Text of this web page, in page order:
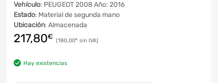
Vehículo: PEUGEOT 2008 Año: 2016
Estado: Material de segunda mano
Ubicación: Almacenada
217,80€ 180,00€
Hay existencias